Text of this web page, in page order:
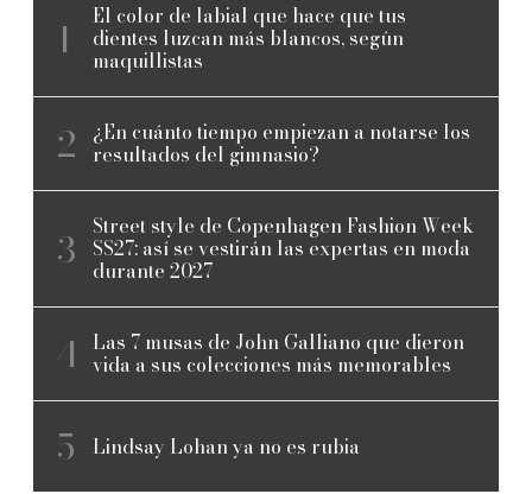
El color de labial que hace que tus
dientes luzcan más blancos, según
maquillistas
¿En cuánto tiempo empiezan a notarse los
resultados del gimnasio?
Street style de Copenhagen Fashion Week
SS27: así se vestirán las expertas en moda
durante 2027
Las 7 musas de John Galliano que dieron
vida a sus colecciones más memorables
Lindsay Lohan ya no es rubia